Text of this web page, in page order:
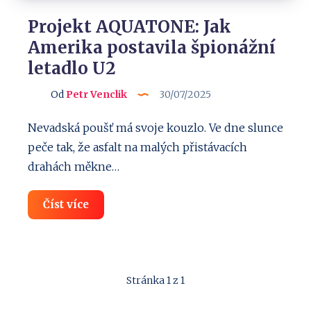
Projekt AQUATONE: Jak
Amerika postavila špionážní
letadlo U2
Od Petr Venclik 30/07/2025
Nevadská poušť má svoje kouzlo. Ve dne slunce
peče tak, že asfalt na malých přistávacích
drahách měkne…
Číst víceProjekt
AQUATONE:
letadloStránka 1 z 1